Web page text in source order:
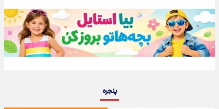
پنجره